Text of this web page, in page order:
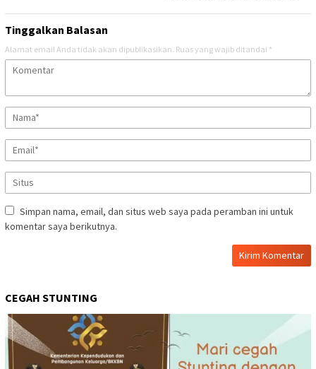
Tinggalkan Balasan
Alamat email Anda tidak akan dipublikasikan. Ruas yang wajib ditandai *
Simpan nama, email, dan situs web saya pada peramban ini untuk
komentar saya berikutnya.
CEGAH STUNTING